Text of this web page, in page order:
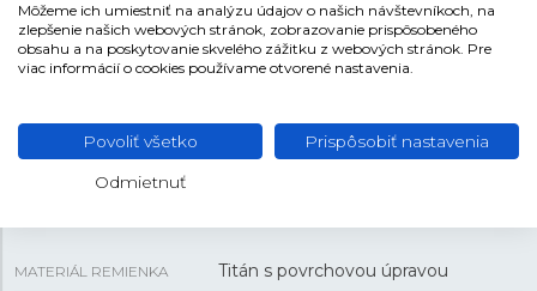
HMOTNOSŤ 32 g
MATERIÁL REMIENKA Titán s povrchovou úpravou
Môžeme ich umiestniť na analýzu údajov o našich návštevníkoch, na
zlepšenie našich webových stránok, zobrazovanie prispôsobeného
obsahu a na poskytovanie skvelého zážitku z webových stránok. Pre
viac informácií o cookies používame otvorené nastavenia.
Povoliť všetko Prispôsobiť nastavenia
Odmietnuť